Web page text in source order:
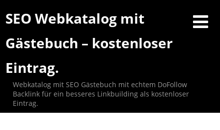
SEO Webkatalog mit
Gästebuch – kostenloser
Eintrag.
Webkatalog mit SEO Gästebuch mit echtem DoFollow
Backlink für ein besseres Linkbuilding als kostenloser
Eintrag.